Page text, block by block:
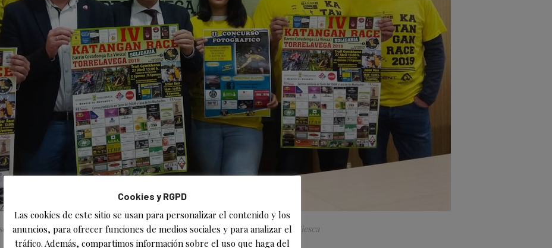
la IV edición de la Katangan Race que se celebrará el 27 de abril en La Viesca
Cookies y RGPD
Las cookies de este sitio se usan para personalizar el contenido y los
anuncios, para ofrecer funciones de medios sociales y para analizar el
tráfico. Además, compartimos información sobre el uso que haga del